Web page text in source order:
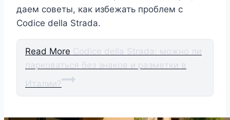
даем советы, как избежать проблем с
Codice della Strada.
Read More Codice della Strada: можно ли
парковаться без знаков и разметки в
Италии?